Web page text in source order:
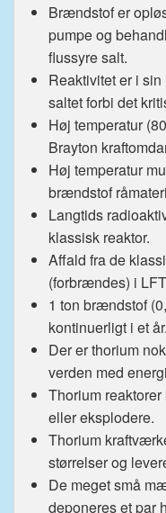
Brændstof er
pumpe og
flussyre salt.
Reaktivitet er i
saltet forbi det
Høj temperatur
Brayton
Høj temperatur
brændstof
Langtids
klassisk reaktor.
Affald fra de
(forbrændes) i
1 ton brændstof
kontinuerligt i et
Der er thorium
verden med
Thorium
eller eksplodere.
Thorium
størrelser og
De meget små
deponeres et par